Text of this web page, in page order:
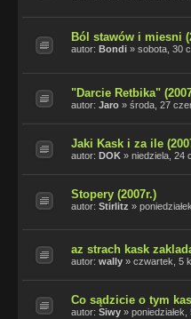
Ból stawów i miesni
autor: Bondi » sobota, 30
"Darcie Retbika"
autor: Jaro » środa, 27
Jaki Kask i za ile
autor: DOK » niedziela, 24
Stopery (2007r.)
autor: Stirlitz »
az strach kask
autor: wally » czwartek, 5
Co sądzicie o tym
autor: Siwy »